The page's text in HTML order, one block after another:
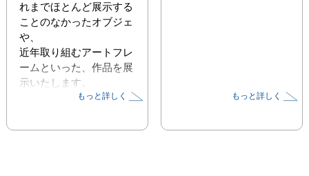
れまでほとんど展示する
ことのなかったオブジェ
や、
近年取り組むアートフレ
ームといった、作品を展
示いたします。
もっと詳しく もっと詳しく